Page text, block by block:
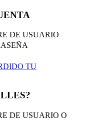
DE USUARIO
TU
DE USUARIO O